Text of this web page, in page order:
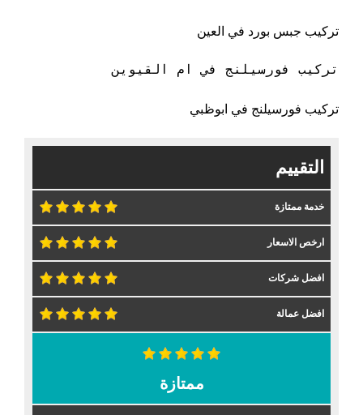
تركيب جبس بورد في العين
تركيب فورسيلنج في ام القيوين
تركيب فورسيلنج في ابوظبي
التقييم
خدمة ممتازة
ارخص الاسعار
افضل شركات
افضل عمالة
ممتازة